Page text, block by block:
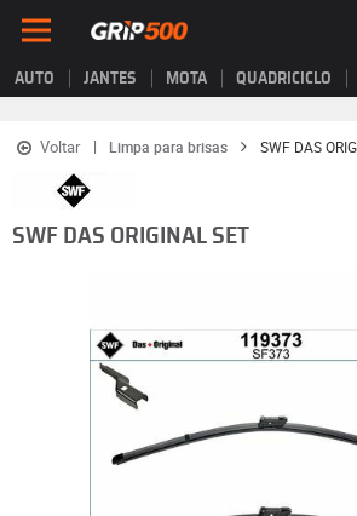
AUTO JANTES MOTA QUADRICICLO
Voltar Limpa para brisas SWF DAS
SWF DAS ORIGINAL SET